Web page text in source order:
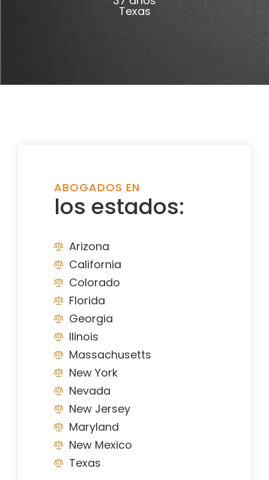
Texas
ABOGADOS EN
los estados:
Arizona
California
Colorado
Florida
Georgia
Ilinois
Massachusetts
New York
Nevada
New Jersey
Maryland
New Mexico
Texas